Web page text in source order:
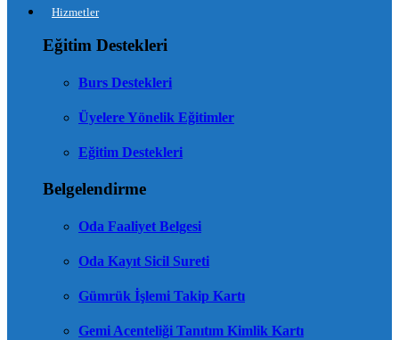
Hizmetler
Eğitim Destekleri
Burs Destekleri
Üyelere Yönelik Eğitimler
Eğitim Destekleri
Belgelendirme
Oda Faaliyet Belgesi
Oda Kayıt Sicil Sureti
Gümrük İşlemi Takip Kartı
Gemi Acenteliği Tanıtım Kimlik Kartı